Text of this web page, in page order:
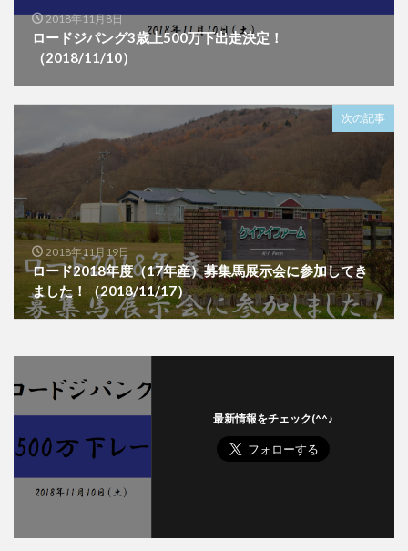
2018年11月8日
ロードジパング3歳上500万下出走決定！
（2018/11/10）
次の記事
2018年11月19日
ロード2018年度（17年産）募集馬展示会に参加してき
ました！（2018/11/17）
最新情報をチェック(^^♪